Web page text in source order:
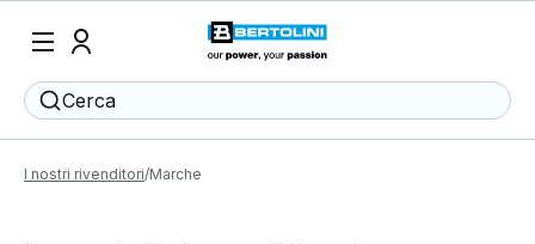
Cerca
I nostri rivenditori Marche